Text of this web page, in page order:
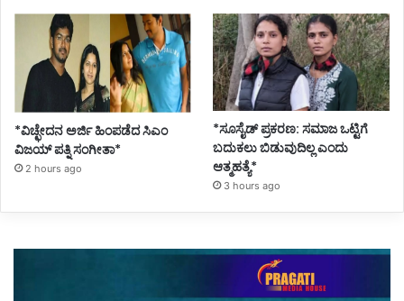
*ವಿಚ್ಛೇದನ ಅರ್ಜಿ ಹಿಂಪಡೆದ ಸಿಎಂ
ವಿಜಯ್ ಪತ್ನಿ ಸಂಗೀತಾ*
2 hours ago
*ಸೂಸೈಡ್ ಪ್ರಕರಣ: ಸಮಾಜ ಒಟ್ಟಿಗೆ
ಬದುಕಲು ಬಿಡುವುದಿಲ್ಲ ಎಂದು
ಆತ್ಮಹತ್ಯೆ*
3 hours ago